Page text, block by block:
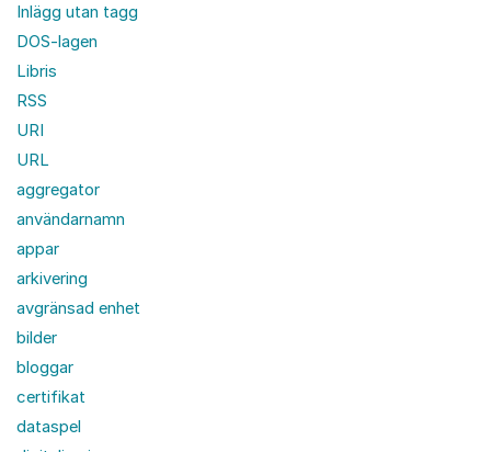
Inlägg utan tagg
DOS-lagen
Libris
RSS
URI
URL
aggregator
användarnamn
appar
arkivering
avgränsad enhet
bilder
bloggar
certifikat
dataspel